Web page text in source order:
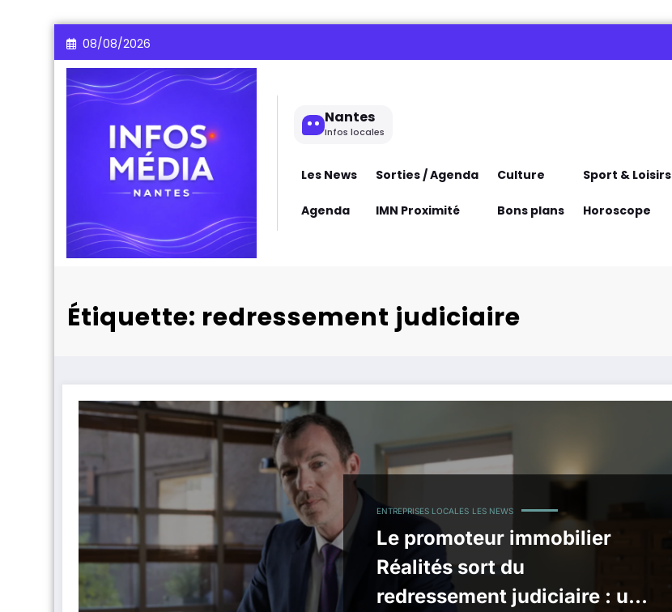
Aller
au
contenu
08/08/2026
Nantes
Infos locales
Les News Sorties / Agenda Culture Sport & Loisirs
Agenda IMN Proximité Bons plans Horoscope
Étiquette: redressement judiciaire
ENTREPRISES LOCALES LES NEWS
Le promoteur immobilier
Réalités sort du
redressement judiciaire : un